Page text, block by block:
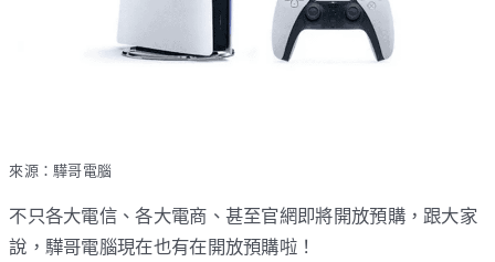
來源：驊哥電腦
不只各大電信、各大電商、甚至官網即將開放預購，跟大家
說，驊哥電腦現在也有在開放預購啦！